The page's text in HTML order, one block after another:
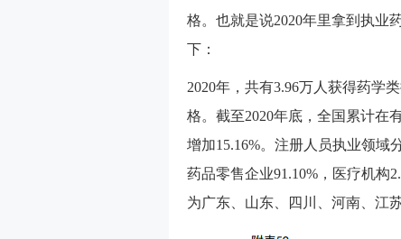
格。也就是说2020年里拿到执业
下：
2020年，共有3.96万人获得药学
格。截至2020年底，全国累计在
增加15.16%。注册人员执业领域
药品零售企业91.10%，医疗机构
为广东、山东、四川、河南、江苏